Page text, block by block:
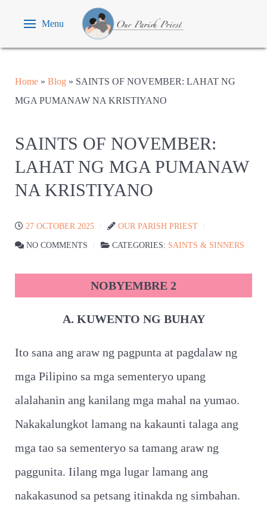
Menu
Home » Blog » SAINTS OF NOVEMBER: LAHAT NG
MGA PUMANAW NA KRISTIYANO
SAINTS OF NOVEMBER:
LAHAT NG MGA PUMANAW
NA KRISTIYANO
27 OCTOBER 2025 OUR PARISH PRIEST
NO COMMENTS CATEGORIES: SAINTS & SINNERS
NOBYEMBRE 2
A. KUWENTO NG BUHAY
Ito sana ang araw ng pagpunta at pagdalaw ng
mga Pilipino sa mga sementeryo upang
alalahanin ang kanilang mga mahal na yumao.
Nakakalungkot lamang na kakaunti talaga ang
mga tao sa sementeryo sa tamang araw ng
paggunita. Iilang mga lugar lamang ang
nakakasunod sa petsang itinakda ng simbahan.